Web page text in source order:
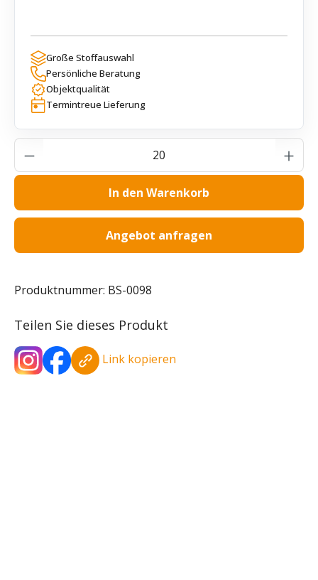
Große Stoffauswahl
Persönliche Beratung
Objektqualität
Termintreue Lieferung
Produkt Anzahl: Gib den gewünschten
In den Warenkorb
Angebot anfragen
Produktnummer: BS-0098
Teilen Sie dieses Produkt
Link kopieren